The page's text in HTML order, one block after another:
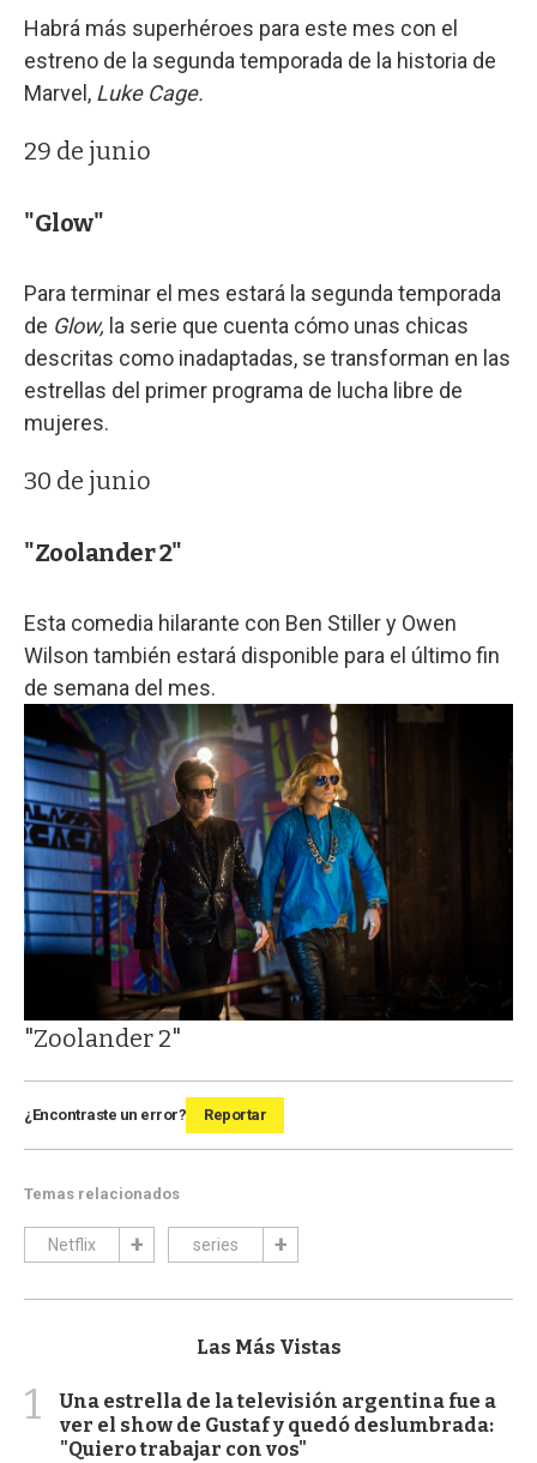
Habrá más superhéroes para este mes con el
estreno de la segunda temporada de la historia de
Marvel, Luke Cage.
29 de junio
"Glow"
Para terminar el mes estará la segunda temporada
de Glow, la serie que cuenta cómo unas chicas
descritas como inadaptadas, se transforman en las
estrellas del primer programa de lucha libre de
mujeres.
30 de junio
"Zoolander 2"
Esta comedia hilarante con Ben Stiller y Owen
Wilson también estará disponible para el último fin
de semana del mes.
"Zoolander 2"
¿Encontraste un error? Reportar
Temas relacionados
Netflix series
Las Más Vistas
1
Una estrella de la televisión argentina fue a
ver el show de Gustaf y quedó deslumbrada:
"Quiero trabajar con vos"